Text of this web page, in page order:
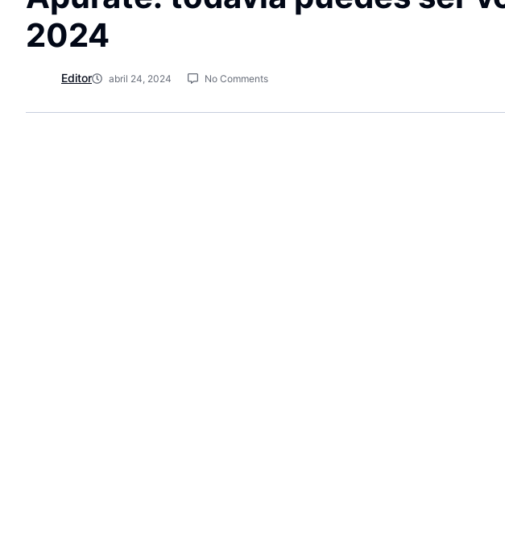
2024
Editor abril 24, 2024 No Comments